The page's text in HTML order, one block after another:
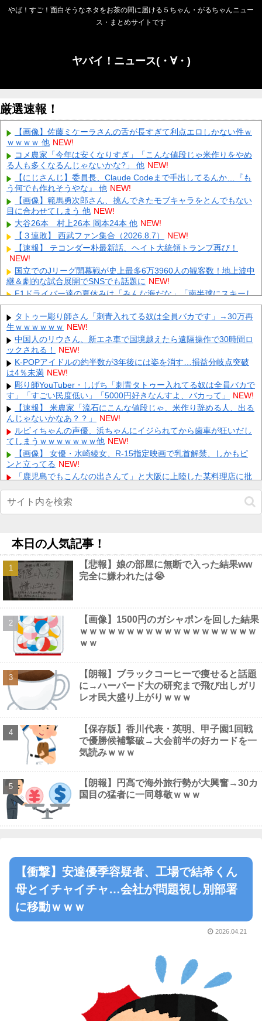
やば！すご！面白そうなネタをお茶の間に届ける５ちゃん・がるちゃんニュー
ス・まとめサイトです
ヤバイ！ニュース(・∀・)
厳選速報！
【画像】佐藤ミケーラさんの舌が長すぎて利点エロしかない件ｗ
ｗｗｗｗ 他 NEW!
コメ農家「今年は安くなりすぎ」「こんな値段じゃ米作りをやめ
る人も多くなるんじゃないかな?」 他 NEW!
【にじさんじ】委員長、Claude Codeまで手出してるんか…『も
う何でも作れそうやな』 他 NEW!
【画像】範馬勇次郎さん、挑んできたモブキャラをとんでもない
目に合わせてしまう 他 NEW!
大谷26本 村上26本 岡本24本 他 NEW!
【３連敗】 西武ファン集合（2026.8.7）
NEW!
【速報】 テコンダー朴最新話、ヘイト大統領トランプ再び！
NEW!
国立でのJリーグ開幕戦が史上最多6万3960人の観客数！地上波中
継＆劇的な試合展開でSNSでも話題に NEW!
F1ドライバー達の夏休みは「みんな海だな」「南半球にスキーし
に行くやついねえのか」との意見 NEW!
外国人「使い捨てだ」FIFA会長、辞任危機でトランプ政権に泣き
付くも無視されて海外失笑！【海外の反応】
【動画】 町の中華料理屋さん、娘の採用で人気店になってしまう
NEW!
ロシアさん、国民の財産を没収しはじめる NEW!
【画像】 全身入れ墨の彫り師、『とんでもない正論』を吐いて30
万再生されてしまうｗｗｗｗｗｗｗ
NEW!
【悲報】 明日、飛田給とかいう謎の場所に行くんやが何があるん
や????・・・・・・・・・ NEW!
【最新画像】 tuki.(17)、ハワイでほぼ全部出し！「隠しきれない
美貌」とSNSざわつく
NEW!
Powered by livedoor 相互RSS
タトゥー彫り師さん「刺青入れてる奴は全員バカです」→30万再
生ｗｗｗｗｗｗ NEW!
中国人のリウさん、新エネ車で国境越えたら遠隔操作で30時間ロ
ックされる！
NEW!
K-POPアイドルの約半数が3年後には姿を消す…損益分岐点突破
は4％未満 NEW!
彫り師YouTuber・しげち「刺青タトゥー入れてる奴は全員バカで
す」「すごい民度低い」「5000円好きなんすよ、バカって」
NEW!
【速報】 米農家「流石にこんな値段じゃ、米作り辞める人、出る
んじゃないかなあ？？」
NEW!
ルビィちゃんの声優、浜ちゃんにイジられてから歯車が狂いだし
てしまうｗｗｗｗｗｗｗ他 NEW!
【画像】 女優・水崎綾女、R-15指定映画で乳首解禁、しかもピ
ンと立ってる NEW!
「鹿児島でもこんなの出さんて」と大阪に上陸した某料理店に批
【動画】 全裸女子のシャワーシーンがYouTubeで見れると話題に
なってしまうｗｗｗｗｗｗ
【議論】儒教「年上を敬え、目上に逆らうな、秩序を守れ」←こ
れが東アジアに残したもの他 NEW!
【画像】 Instagram女子さん、がっつりマンスジ写しててエ□すぎ
るｗｗｗｗｗｗ
NEW!
高市首相、公用車を3000万円超の新型センチュリーSUVに変更ｗ
ｗｗｗｗｗｗ他 NEW!
【最新画像】 tuki.(17)、ハワイでほぼ全部出し！「隠しきれない
美貌」とSNSざわつく NEW!
Powered by livedoor 相互RSS
本日の人気記事！
【悲報】娘の部屋に無断で入った結果ww
完全に嫌われたは😭
【画像】1500円のガシャポンを回した結果
ｗｗｗｗｗｗｗｗｗｗｗｗｗｗｗｗｗｗｗ
ｗｗ
【朗報】ブラックコーヒーで痩せると話題
に→ハーバード大の研究まで飛び出しガリ
レオ民大盛り上がりｗｗｗ
【保存版】香川代表・英明、甲子園1回戦
で優勝候補撃破→大会前半の好カードを一
気読みｗｗｗ
【朗報】円高で海外旅行勢が大興奮→30カ
国目の猛者に一同尊敬ｗｗｗ
【衝撃】安達優季容疑者、工場で結希くん
母とイチャイチャ…会社が問題視し別部署
に移動ｗｗｗ
2026.04.21